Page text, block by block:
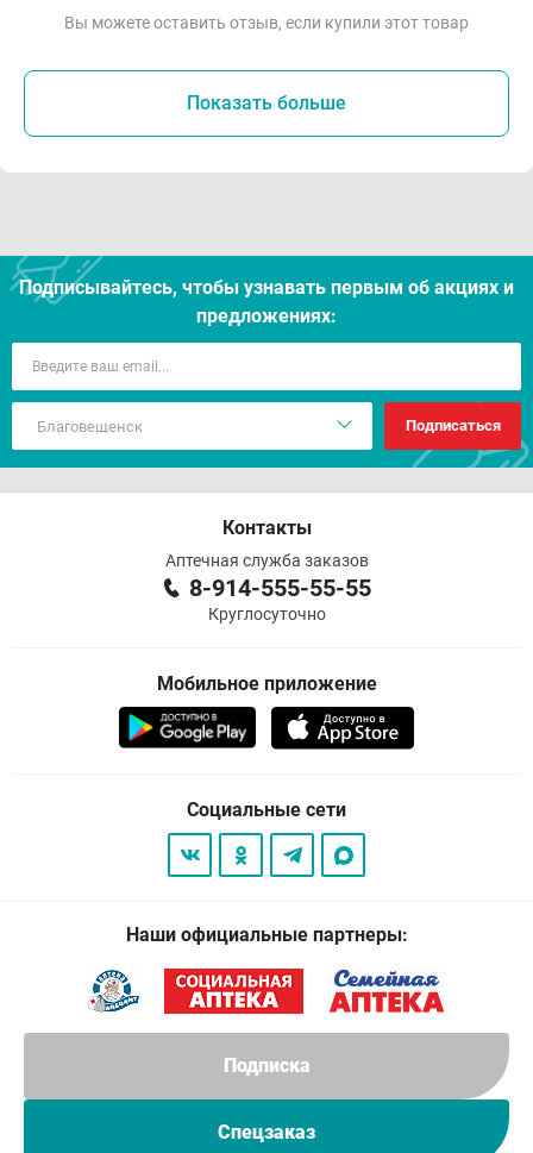
Подписка
Спецзаказ
Вы можете оставить отзыв, если купили этот товар
Показать больше
Подписывайтесь, чтобы узнавать первым об акцияx и
предложениях:
Подписаться
Контакты
Аптечная служба заказов
8-914-555-55-55
Круглосуточно
Мобильное приложение
Социальные сети
Наши официальные партнеры: